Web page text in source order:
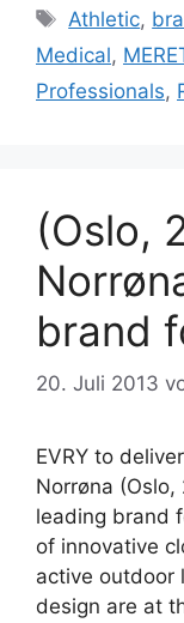
Athletic,
Medical,
Professionals,
(Oslo,
brand
20. Juli 2013
EVRY to
Norrøna (Oslo,
leading brand
of innovative
active outdoor
design are at